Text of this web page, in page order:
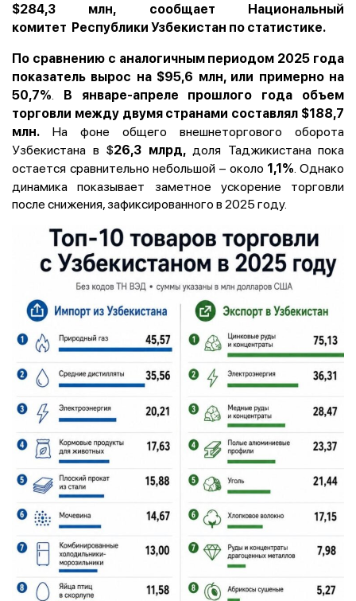
$284,3 млн, сообщает Национальный
комитет Республики Узбекистан по статистике.
По сравнению с аналогичным периодом 2025 года
показатель вырос на $95,6 млн, или примерно на
50,7%. В январе-апреле прошлого года объем
торговли между двумя странами составлял $188,7
млн. На фоне общего внешнеторгового оборота
Узбекистана в $26,3 млрд, доля Таджикистана пока
остается сравнительно небольшой – около 1,1%. Однако
динамика показывает заметное ускорение торговли
после снижения, зафиксированного в 2025 году.